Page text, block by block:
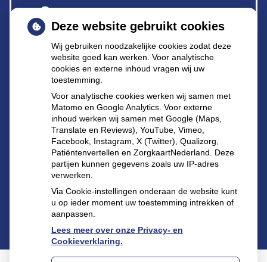
Anticonceptiemiddelen
Diabetesmiddelen
Vragen
stellen
Deze website gebruikt cookies
Wij gebruiken noodzakelijke cookies zodat deze
website goed kan werken. Voor analytische
cookies en externe inhoud vragen wij uw
toestemming.
Voor analytische cookies werken wij samen met
Matomo en Google Analytics. Voor externe
inhoud werken wij samen met Google (Maps,
Translate en Reviews), YouTube, Vimeo,
Facebook, Instagram, X (Twitter), Qualizorg,
Patiëntenvertellen en ZorgkaartNederland. Deze
partijen kunnen gegevens zoals uw IP-adres
verwerken.
Via Cookie-instellingen onderaan de website kunt
u op ieder moment uw toestemming intrekken of
aanpassen.
Lees meer over onze Privacy- en
Cookieverklaring.